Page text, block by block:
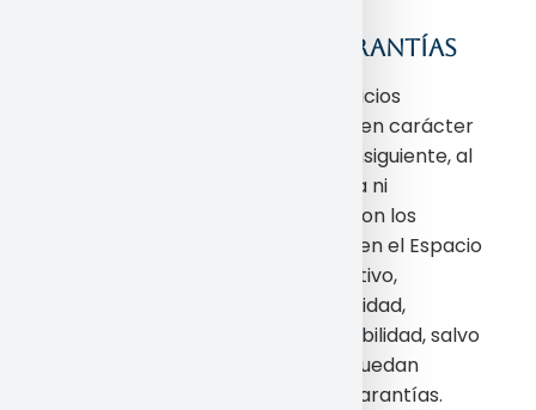
10. DECLARACIONES Y GARANTÍAS
En general, los contenidos y servicios
ofrecidos en el Espacio Web tienen carácter
meramente informativo. Por consiguiente, al
ofrecerlos, no se otorga garantía ni
declaración alguna en relación con los
contenidos y servicios ofrecidos en el Espacio
web, incluyendo, a título enunciativo,
garantías de licitud, fiabilidad, utilidad,
veracidad, exactitud, o comerciabilidad, salvo
en la medida en que por ley no puedan
excluirse tales declaraciones y garantías.